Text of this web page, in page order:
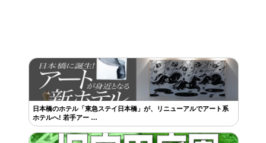
日本橋のホテル「東急ステイ日本橋」が、リニューアルでアート系
ホテルへ! 若手アー …